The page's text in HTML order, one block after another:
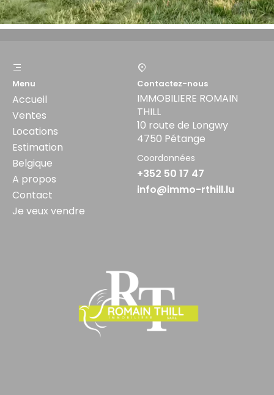
Menu
Accueil
Ventes
Locations
Estimation
Belgique
A propos
Contact
Je veux vendre
Contactez-nous
IMMOBILIERE ROMAIN
THILL
10 route de Longwy
4750 Pétange
Coordonnées
+352 50 17 47
info@immo-rthill.lu